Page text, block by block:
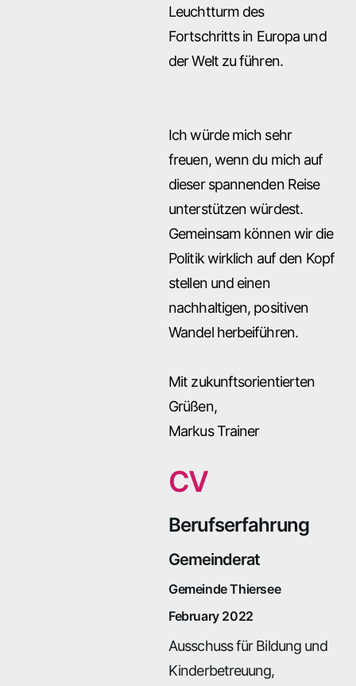
Leuchtturm des
Fortschritts in Europa und
der Welt zu führen.
Ich würde mich sehr
freuen, wenn du mich auf
dieser spannenden Reise
unterstützen würdest.
Gemeinsam können wir die
Politik wirklich auf den Kopf
stellen und einen
nachhaltigen, positiven
Wandel herbeiführen.
Mit zukunftsorientierten
Grüßen,
Markus Trainer
CV
Berufserfahrung
Gemeinderat
Gemeinde Thiersee
February 2022
Ausschuss für Bildung und
Kinderbetreuung,